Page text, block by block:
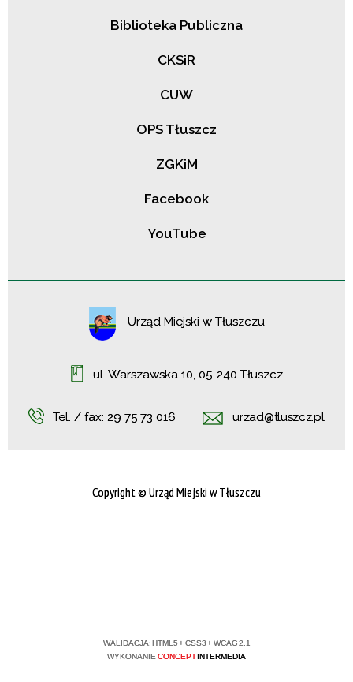
Biblioteka Publiczna
CKSiR
CUW
OPS Tłuszcz
ZGKiM
Facebook
YouTube
Urząd Miejski w Tłuszczu
ul. Warszawska 10, 05-240 Tłuszcz
Tel. / fax:29 75 73 016 urzad@tluszcz.pl
Copyright © Urząd Miejski w Tłuszczu
WALIDACJA: HTML5+CSS3+WCAG 2.1
WYKONANIECONCEPT INTERMEDIA